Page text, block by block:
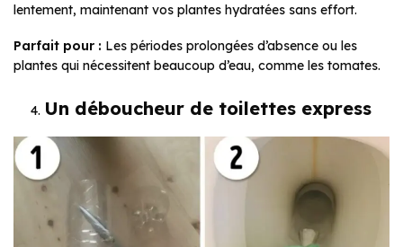
lentement, maintenant vos plantes hydratées sans effort.
Parfait pour : Les périodes prolongées d’absence ou les
plantes qui nécessitent beaucoup d’eau, comme les tomates.
Un déboucheur de toilettes express